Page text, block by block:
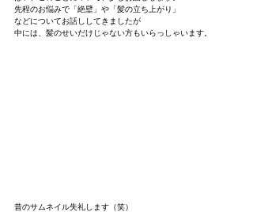
先程のお悩みで「絶壁」や「髪の立ち上がり」
などについてお話ししてきましたが
中には、髪のせいだけじゃない方もいらっしゃいます。
昔のサムネイル失礼します（笑）